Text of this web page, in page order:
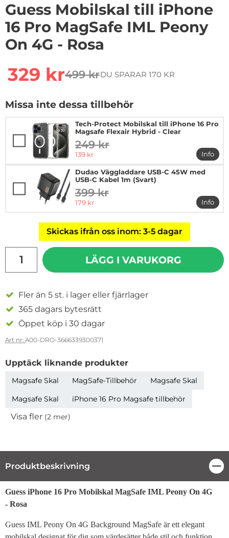
Guess Mobilskal till iPhone
16 Pro MagSafe IML Peony
On 4G - Rosa
rea pris
329 krtidigare pris
499 krDU SPARAR 170 KR
Missa inte dessa tillbehör
Tech-Protect Mobilskal till iPhone 16 Pro
Magsafe Flexair Hybrid - Clear
tidigare pris
249 kr
rea pris
139 kr
Info
mer
Dudao Väggladdare USB-C 45W med
USB-C Kabel 1m (Svart)
tidigare pris
399 kr
rea pris
179 kr
Info
mer
Skickas ifrån oss inom: 3-5 dagar
LÄGG I VARUKORG
Fler än 5 st. i lager eller fjärrlager
365 dagars bytesrätt
Öppet köp i 30 dagar
Art nr: A00-DRO-3666339300371
Upptäck liknande produkter
Magsafe Skal MagSafe-Tillbehör
Magsafe Skal
Magsafe Skal
iPhone 16 Pro Magsafe tillbehör
Visa fler (2 mer)
Produktbeskrivning
Produktbeskrivning
Guess iPhone 16 Pro Mobilskal MagSafe IML Peony On 4G
- Rosa
Guess IML Peony On 4G Background MagSafe är ett elegant